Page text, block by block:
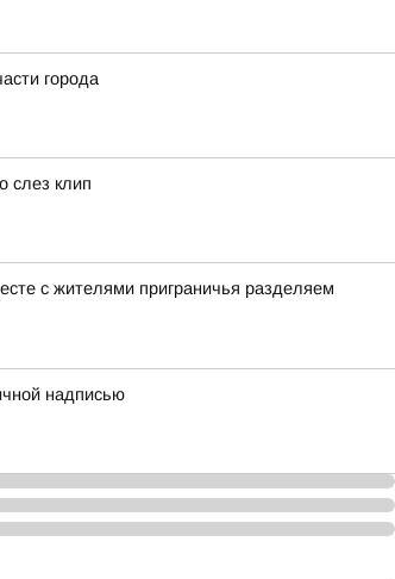
города
слез клип
с жителями приграничья разделяем
надписью